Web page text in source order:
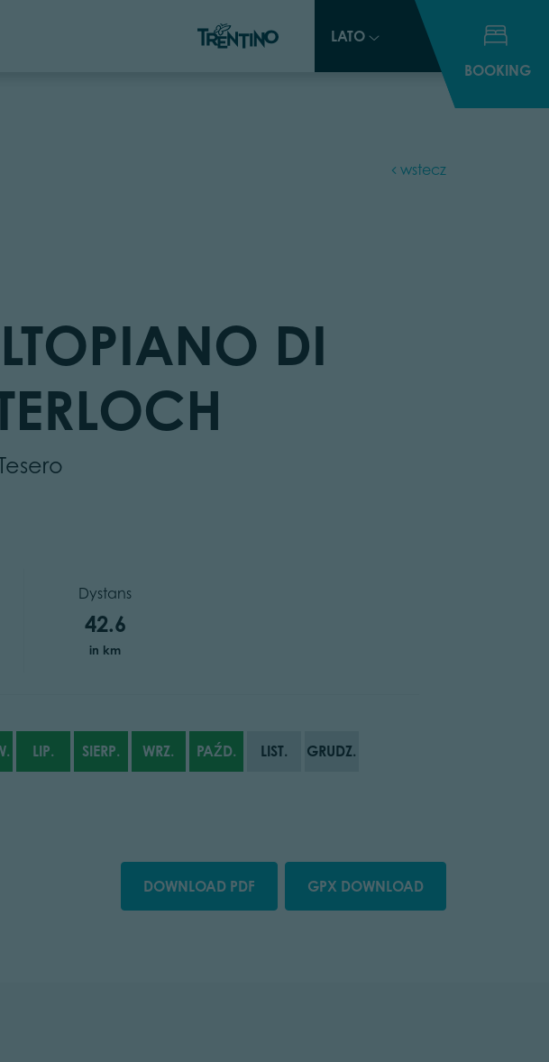
LATO
BOOKING
LATO
BOOKING
wstecz
DI
Dystans
42.6
in km
LIP. SIERP. WRZ. PAŹD. LIST. GRUDZ.
DOWNLOAD PDF GPX DOWNLOAD